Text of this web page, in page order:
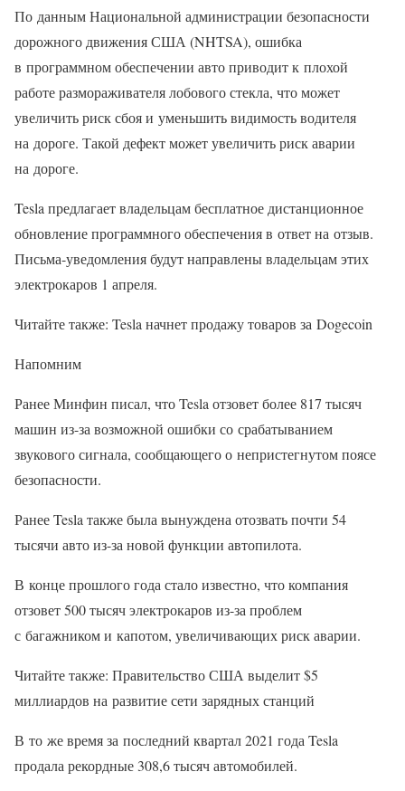
По данным Национальной администрации безопасности
дорожного движения США (NHTSA), ошибка
в программном обеспечении авто приводит к плохой
работе размораживателя лобового стекла, что может
увеличить риск сбоя и уменьшить видимость водителя
на дороге. Такой дефект может увеличить риск аварии
на дороге.
Tesla предлагает владельцам бесплатное дистанционное
обновление программного обеспечения в ответ на отзыв.
Письма-уведомления будут направлены владельцам этих
электрокаров 1 апреля.
Читайте также: Tesla начнет продажу товаров за Dogecoin
Напомним
Ранее Минфин писал, что Tesla отзовет более 817 тысяч
машин из-за возможной ошибки со срабатыванием
звукового сигнала, сообщающего о непристегнутом поясе
безопасности.
Ранее Tesla также была вынуждена отозвать почти 54
тысячи авто из-за новой функции автопилота.
В конце прошлого года стало известно, что компания
отзовет 500 тысяч электрокаров из-за проблем
с багажником и капотом, увеличивающих риск аварии.
Читайте также: Правительство США выделит $5
миллиардов на развитие сети зарядных станций
В то же время за последний квартал 2021 года Tesla
продала рекордные 308,6 тысяч автомобилей.